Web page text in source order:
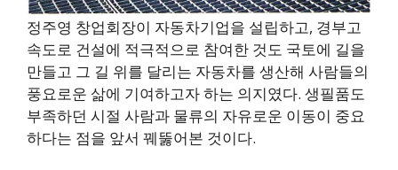
정주영 창업회장이 자동차기업을 설립하고, 경부고
속도로 건설에 적극적으로 참여한 것도 국토에 길을
만들고 그 길 위를 달리는 자동차를 생산해 사람들의
풍요로운 삶에 기여하고자 하는 의지였다. 생필품도
부족하던 시절 사람과 물류의 자유로운 이동이 중요
하다는 점을 앞서 꿰뚫어본 것이다.